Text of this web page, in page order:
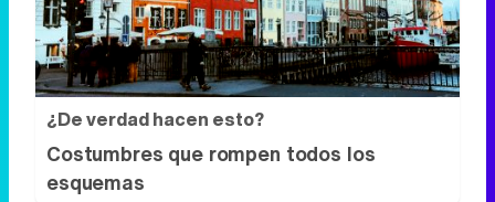
¿De verdad hacen esto?
Costumbres que rompen todos los
esquemas